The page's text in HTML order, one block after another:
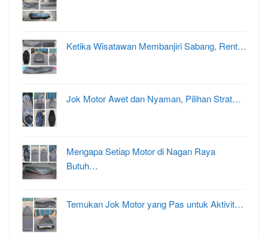
Ketika Wisatawan Membanjiri Sabang, Rent…
Jok Motor Awet dan Nyaman, Pilihan Strat…
Mengapa Setiap Motor di Nagan Raya
Butuh…
Temukan Jok Motor yang Pas untuk Aktivit…